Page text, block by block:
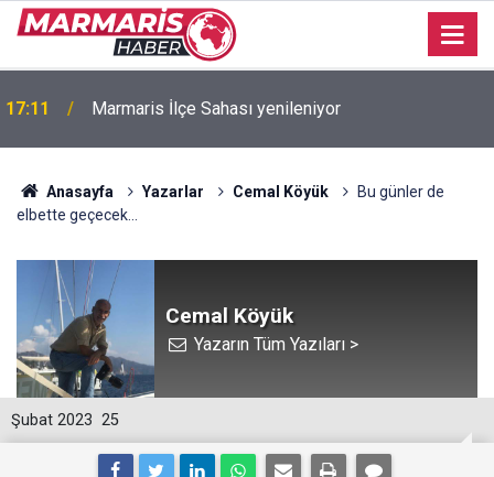
17:00 Marmaris’te ailelere Günnücek’te renkli kamp
Anasayfa Yazarlar Cemal Köyük
Bu günler de
elbette geçecek...
Cemal Köyük
Yazarın Tüm Yazıları >
25
Şubat 2023